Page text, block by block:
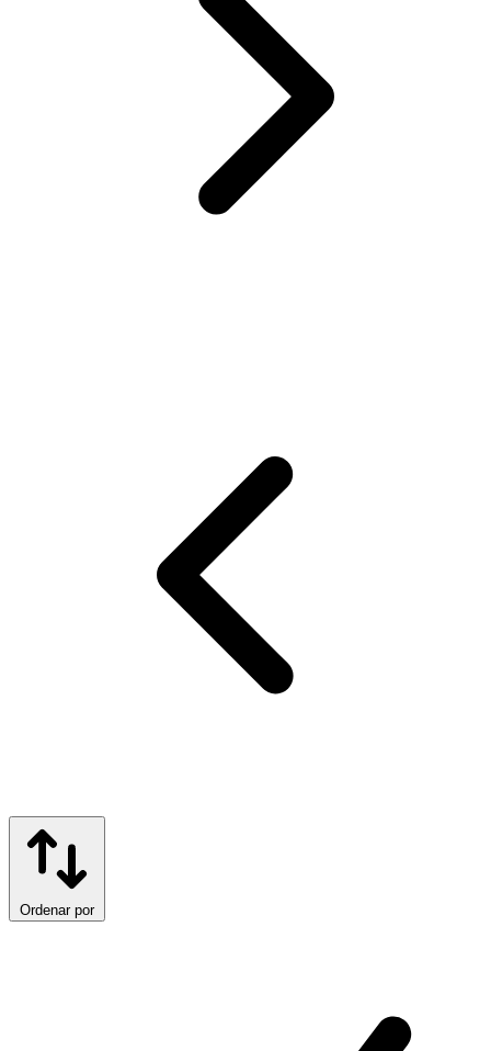
Ordenar por